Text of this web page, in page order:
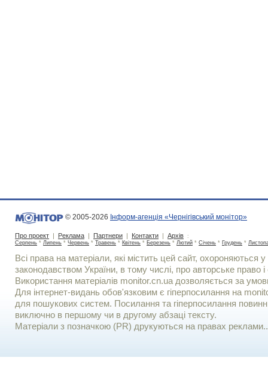
© 2005-2026 Інформ-агенція «Чернігівський монітор»
Про проект | Реклама | Партнери | Контакти | Архів :
Серпень * Липень * Червень * Травень * Квітень * Березень * Лютий * Січень * Грудень *
Всі права на матеріали, які містить цей сайт, охороняються у
законодавством України, в тому числі, про авторське право і
Використання матерiалiв monitor.cn.ua дозволяється за
Для iнтернет-видань обов'язковим є гiперпосилання на
для пошукових систем. Посилання та гіперпосилання
виключно в першому чи в другому абзаці тексту.
Матеріали з позначкою (PR) друкуються на правах реклами..